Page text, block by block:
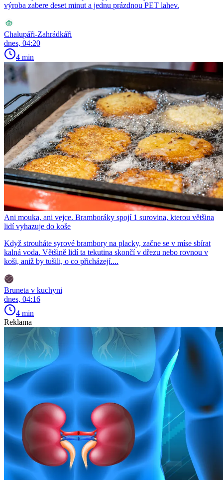
výroba zabere deset minut a jednu prázdnou PET lahev.
Chalupáři-Zahrádkáři
dnes, 04:20
4 min
Ani mouka, ani vejce. Bramboráky spojí 1 surovina, kterou většina
lidí vyhazuje do koše
Když strouháte syrové brambory na placky, začne se v míse sbírat
kalná voda. Většině lidí ta tekutina skončí v dřezu nebo rovnou v
koši, aniž by tušili, o co přicházejí....
Bruneta v kuchyni
dnes, 04:16
4 min
Reklama